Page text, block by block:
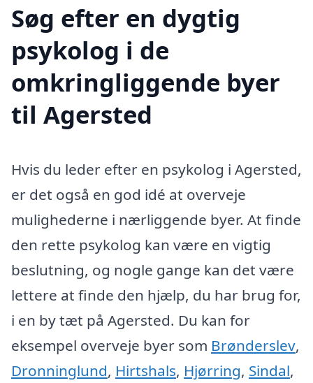
Søg efter en dygtig
psykolog i de
omkringliggende byer
til Agersted
Hvis du leder efter en psykolog i Agersted,
er det også en god idé at overveje
mulighederne i nærliggende byer. At finde
den rette psykolog kan være en vigtig
beslutning, og nogle gange kan det være
lettere at finde den hjælp, du har brug for,
i en by tæt på Agersted. Du kan for
eksempel overveje byer som Brønderslev,
Dronninglund, Hirtshals, Hjørring, Sindal,